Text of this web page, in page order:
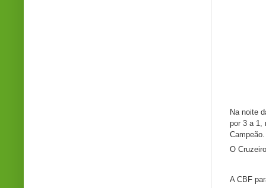
Na noite
por 3 a 1,
O
A CBF